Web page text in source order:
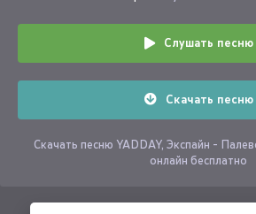
Слушать песню
Скачать песню
Скачать песню YADDAY, Экспайн -
онлайн бесплатно